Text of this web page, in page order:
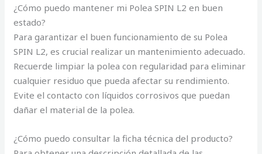
¿Cómo puedo mantener mi Polea SPIN L2 en buen
estado?
Para garantizar el buen funcionamiento de su Polea
SPIN L2, es crucial realizar un mantenimiento adecuado.
Recuerde limpiar la polea con regularidad para eliminar
cualquier residuo que pueda afectar su rendimiento.
Evite el contacto con líquidos corrosivos que puedan
dañar el material de la polea.
¿Cómo puedo consultar la ficha técnica del producto?